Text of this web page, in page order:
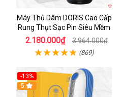
Máy Thủ Dâm DORIS Cao Cấp
Rung Thụt Sạc Pin Siêu Mềm
2.180.000₫ 3.964.000₫
(869)
-13%
5